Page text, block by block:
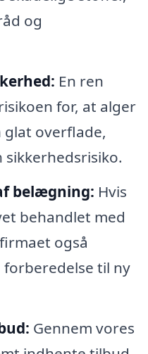
og
En ren
for, at alger
glat overflade,
belægning: Hvis
behandlet med
også
til ny
Gennem vores